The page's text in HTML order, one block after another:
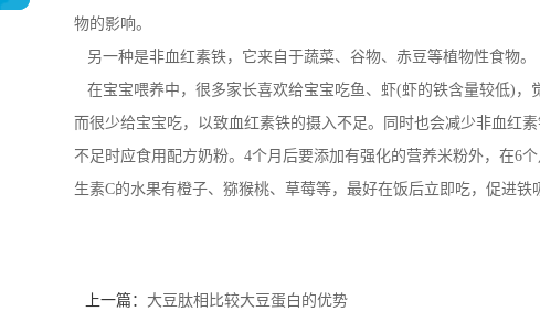
物的影响。
另一种是非血红素铁，它来自于蔬菜、谷物、赤豆等植物性食物。
在宝宝喂养中，很多家长喜欢给宝宝吃鱼、虾(虾的铁含量较低)，
而很少给宝宝吃，以致血红素铁的摄入不足。同时也会减少非血红
不足时应食用配方奶粉。4个月后要添加有强化的营养米粉外，在6
生素C的水果有橙子、猕猴桃、草莓等，最好在饭后立即吃，促进铁
上一篇： 大豆肽相比较大豆蛋白的优势